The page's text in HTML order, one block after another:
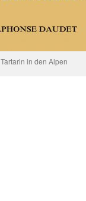
Tartarin in den Alpen